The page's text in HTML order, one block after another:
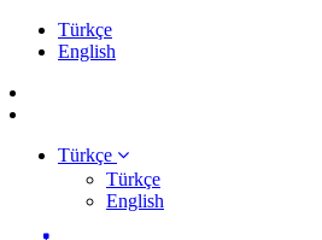
Türkçe
English
Türkçe
Türkçe
English